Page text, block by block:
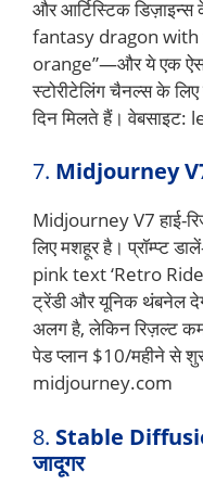
और आर्टिस्टिक डिज़ाइन्स
fantasy dragon with
orange”—और ये एक ऐसा
स्टोरीटेलिंग चैनल्स के
दिन मिलते हैं। वेबसाइट:
7. Midjourney
Midjourney V7 हाई-
लिए मशहूर है। प्रॉम्प्ट
pink text ‘Retro
ट्रेंडी और यूनिक थंबनेल
अलग है, लेकिन रिज़ल्ट
पेड प्लान $10/महीने से
midjourney.com
8. Stable
जादूगर